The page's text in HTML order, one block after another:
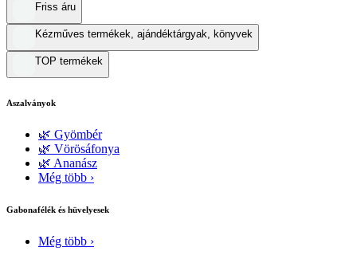
Friss áru
Kézműves termékek, ajándéktárgyak, könyvek
TOP termékek
Aszalványok
🌿 Gyömbér
🌿 Vörösáfonya
🌿 Ananász
Még több ›
Gabonafélék és hüvelyesek
Még több ›